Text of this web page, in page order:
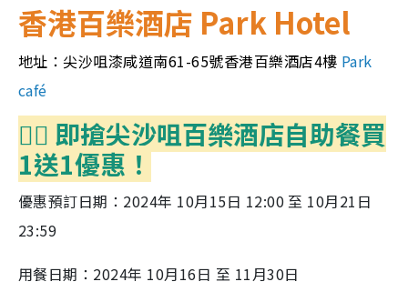
香港百樂酒店 Park Hotel
地址：尖沙咀漆咸道南61-65號香港百樂酒店4樓 Park
café
👉🏻 即搶尖沙咀百樂酒店自助餐買
1送1優惠！
優惠預訂日期：2024年 10月15日 12:00 至 10月21日
23:59
用餐日期：2024年 10月16日 至 11月30日